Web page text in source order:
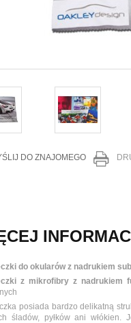
DO ZNAJOMEGO
do okularów z nadrukiem
z mikrofibry z nadrukiem
posiada bardzo delikatną
śladów, pyłków ani